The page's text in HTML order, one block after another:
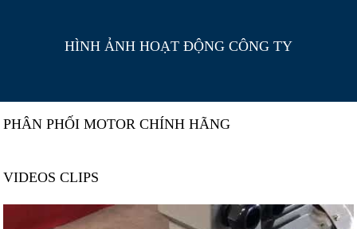
HÌNH ẢNH HOẠT ĐỘNG CÔNG TY
PHÂN PHỐI MOTOR CHÍNH HÃNG
VIDEOS CLIPS